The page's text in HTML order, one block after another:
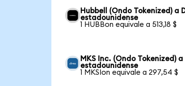
Hubbell (Ondo Tokenized) a
estadounidense
1 HUBBon equivale a 513,18 $
MKS Inc. (Ondo Tokenized)
estadounidense
1 MKSIon equivale a 297,54 $